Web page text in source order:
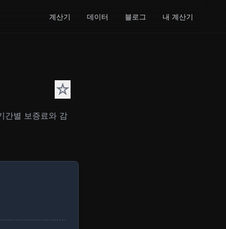
계산기 데이터 블로그 내 계산기
☆
간별 보증료와 감